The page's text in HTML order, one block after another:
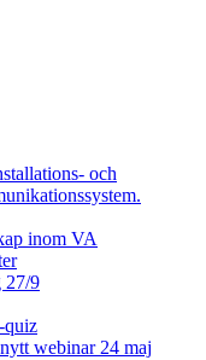
och
inom VA
27/9
quiz
webinar 24 maj